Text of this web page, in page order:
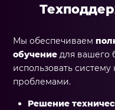
Мы обеспечиваем
обучение для вашего
использовать систему
проблемами.
Решение